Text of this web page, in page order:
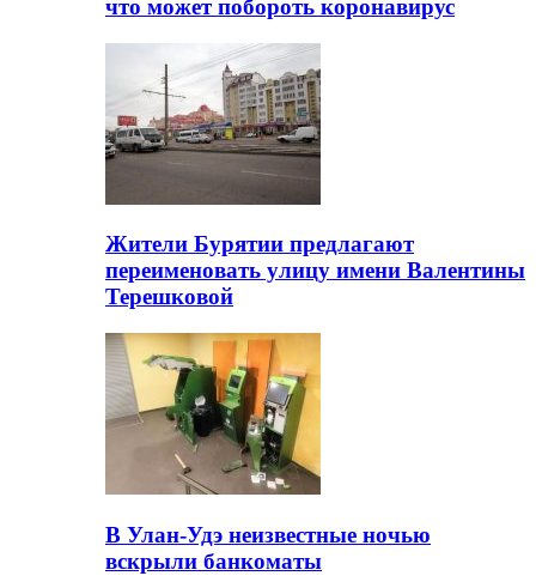
что может побороть коронавирус
Жители Бурятии предлагают
переименовать улицу имени Валентины
Терешковой
В Улан-Удэ неизвестные ночью
вскрыли банкоматы